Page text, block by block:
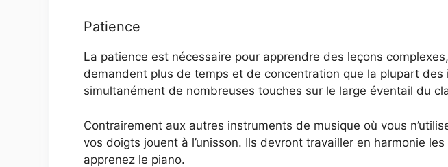
Patience
La patience est nécessaire pour apprendre des leçons
demandent plus de temps et de concentration que la plupart
simultanément de nombreuses touches sur le large éventail du
Contrairement aux autres instruments de musique où vous
vos doigts jouent à l’unisson. Ils devront travailler en harmonie
apprenez le piano.